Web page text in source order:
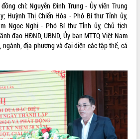
chí: Nguyễn Đình Trung - Ủy viên Trung
Huỳnh Thị Chiến Hòa - Phó Bí thư Tỉnh ủy,
Ngọc Nghị - Phó Bí thư Tỉnh ủy, Chủ tịch
đạo HĐND, UBND, Ủy ban MTTQ Việt Nam
địa phương và đại diện các tập thể, cá